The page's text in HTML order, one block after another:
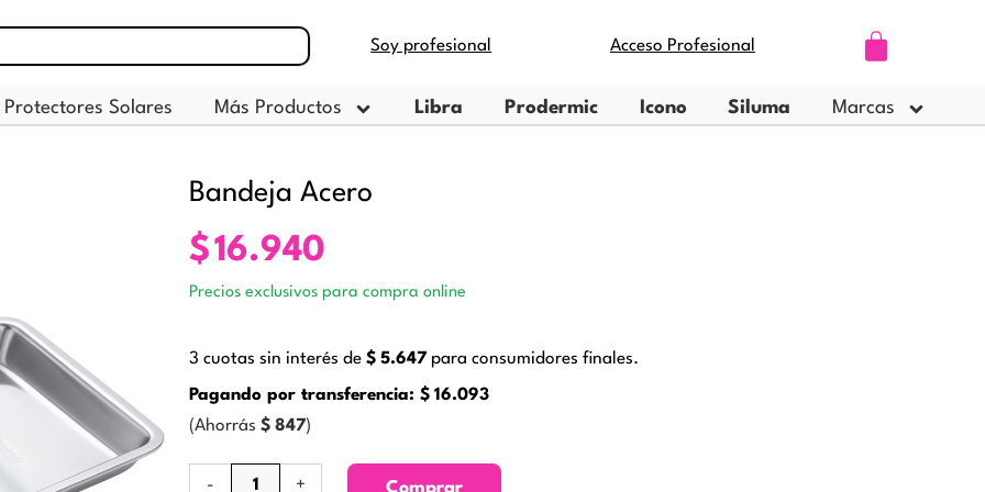
Soy profesional Acceso Profesional Carrito
Protectores Solares Más Productos Libra Prodermic Icono Siluma Marcas
Bandeja Acero
$16.940
Precios exclusivos para compra online
3 cuotas sin interés de$ 5.647 para consumidores finales.
Pagando por transferencia:$ 16.093
(Ahorrás$ 847)
- + Comprar